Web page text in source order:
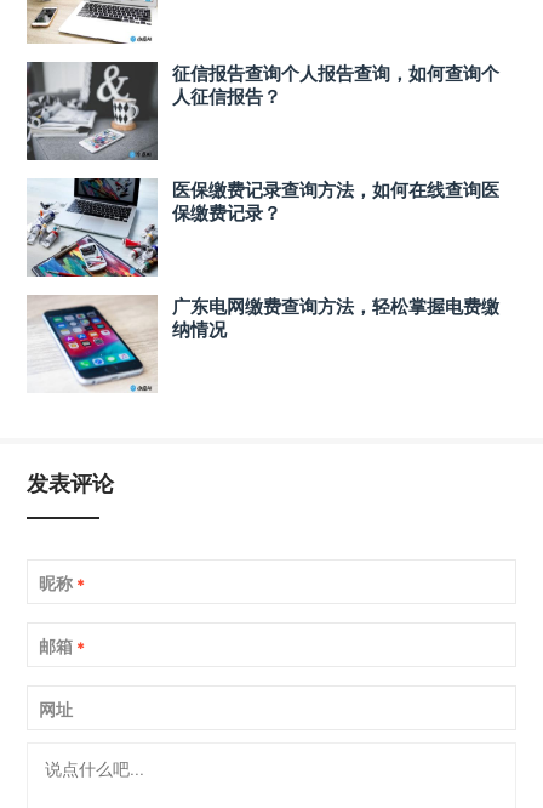
征信报告查询个人报告查询，如何查询个
人征信报告？
医保缴费记录查询方法，如何在线查询医
保缴费记录？
广东电网缴费查询方法，轻松掌握电费缴
纳情况
发表评论
昵称 *
邮箱 *
网址